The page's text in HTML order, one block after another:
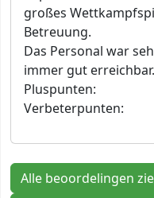
großes
Betreuung.
Das Personal war
immer gut
Pluspunten:
Verbeterpunten:
Alle beoordelingen